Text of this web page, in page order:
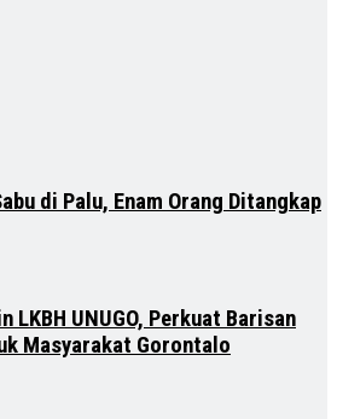
di Palu, Enam Orang Ditangkap
LKBH UNUGO, Perkuat Barisan
Masyarakat Gorontalo